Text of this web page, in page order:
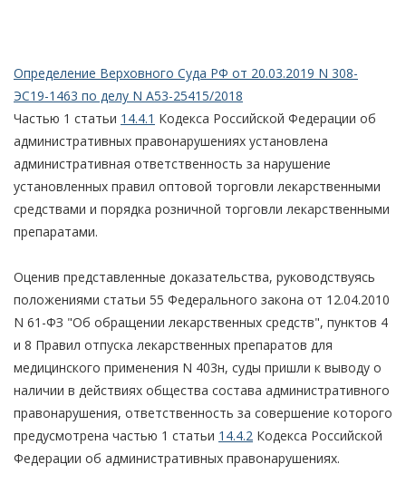
Определение Верховного Суда РФ от 20.03.2019 N 308-
ЭС19-1463 по делу N А53-25415/2018
Частью 1 статьи 14.4.1 Кодекса Российской Федерации об
административных правонарушениях установлена
административная ответственность за нарушение
установленных правил оптовой торговли лекарственными
средствами и порядка розничной торговли лекарственными
препаратами.
Оценив представленные доказательства, руководствуясь
положениями статьи 55 Федерального закона от 12.04.2010
N 61-ФЗ "Об обращении лекарственных средств", пунктов 4
и 8 Правил отпуска лекарственных препаратов для
медицинского применения N 403н, суды пришли к выводу о
наличии в действиях общества состава административного
правонарушения, ответственность за совершение которого
предусмотрена частью 1 статьи 14.4.2 Кодекса Российской
Федерации об административных правонарушениях.